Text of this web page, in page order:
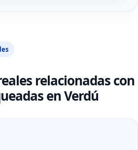
relacionadas con
en Verdú